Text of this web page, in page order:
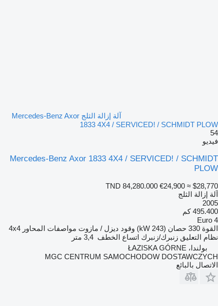
آلة إزالة الثلج Mercedes-Benz Axor
1833 4X4 / SERVICED! / SCHMIDT PLOW
54
فيديو
Mercedes-Benz Axor 1833 4X4 / SERVICED! / SCHMIDT
PLOW
TND 84,280.000 €24,900 ≈ $28,770
آلة إزالة الثلج
2005
495.400 كم
Euro 4
القوة 330 حصان (243 kW) وقود ديزل / مازوت مواصفات المحاور 4x4
نظام التعليق زنبرك/زنبرك اتساع الخطف 3,4 متر
بولندا، ŁAZISKA GÓRNE
MGC CENTRUM SAMOCHODOW DOSTAWCZYCH
الاتصال بالبائع